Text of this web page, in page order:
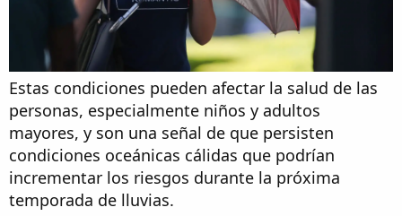
Estas condiciones pueden afectar la salud de las
personas, especialmente niños y adultos
mayores, y son una señal de que persisten
condiciones oceánicas cálidas que podrían
incrementar los riesgos durante la próxima
temporada de lluvias.